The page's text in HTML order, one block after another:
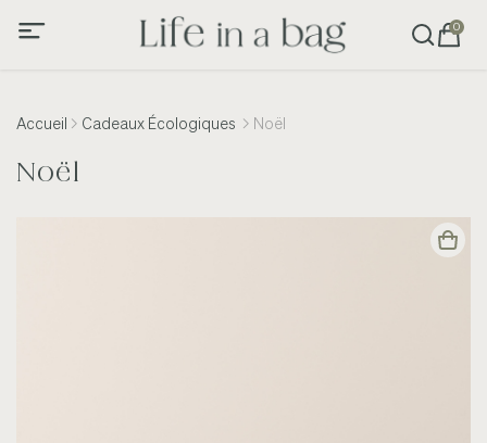
0
Accueil Cadeaux Écologiques Noël
Noël